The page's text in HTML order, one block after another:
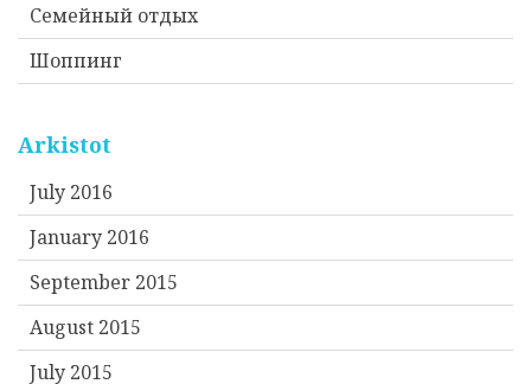
Семейный отдых
Шоппинг
Arkistot
July 2016
January 2016
September 2015
August 2015
July 2015